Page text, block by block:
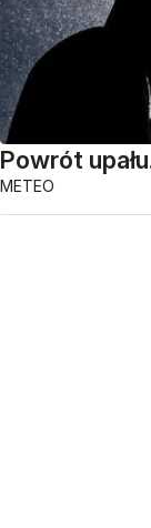
Powrót
METEO